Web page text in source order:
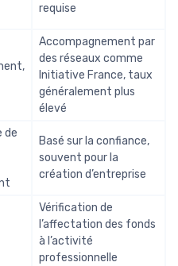
requise
Accompagnement par
des réseaux comme
Initiative France, taux
généralement plus
élevé
de
Basé sur la confiance,
souvent pour la
création d’entreprise
Vérification de
l’affectation des fonds
à l’activité
professionnelle